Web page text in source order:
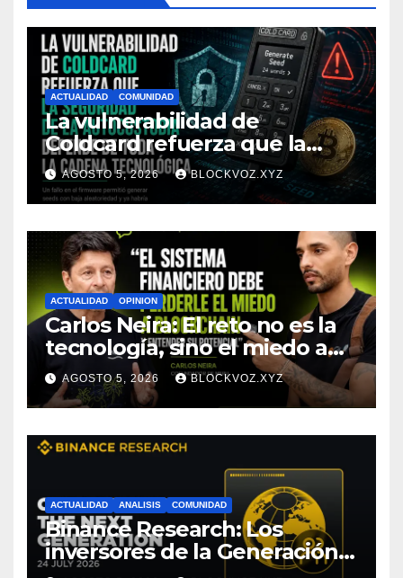
ACTUALIDAD COMUNIDAD
La vulnerabilidad de
Coldcard refuerza que la
seguridad de la autocustodia
depende de toda la cadena
tecnológica, afirma CoinEx
Research
AGOSTO 5, 2026 BLOCKVOZ.XYZ
ACTUALIDAD OPINION
Carlos Neira: El reto no es la
tecnología, sino el miedo a
entenderla
AGOSTO 5, 2026 BLOCKVOZ.XYZ
ACTUALIDAD ANALISIS COMUNIDAD
Binance Research: Los
inversores de la Generación Z